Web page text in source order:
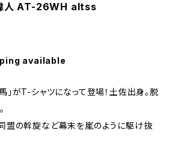
人 AT-26WH altss
available
」がT-シャツになって登場！土佐出身。脱
盟の斡旋など幕末を嵐のように駆け抜